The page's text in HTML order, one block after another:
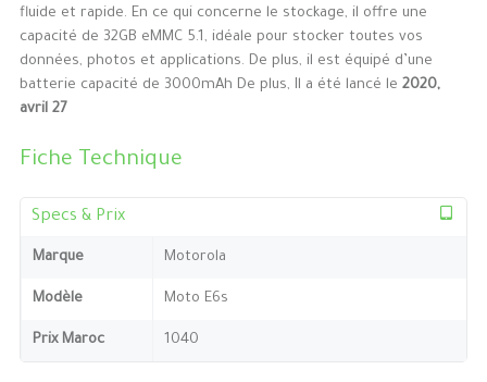
fluide et rapide. En ce qui concerne le stockage, il offre une
capacité de 32GB eMMC 5.1, idéale pour stocker toutes vos
données, photos et applications. De plus, il est équipé d’une
batterie capacité de 3000mAh De plus, Il a été lancé le 2020,
avril 27
Fiche Technique
Specs & Prix
Marque Motorola
Modèle Moto E6s
Prix Maroc 1040